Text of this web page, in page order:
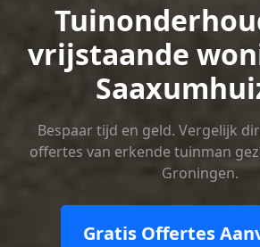
vrijstaande
Bespaar tijd en geld. Vergelijk
offertes van erkende tuinman
Groningen.
Gratis Offertes